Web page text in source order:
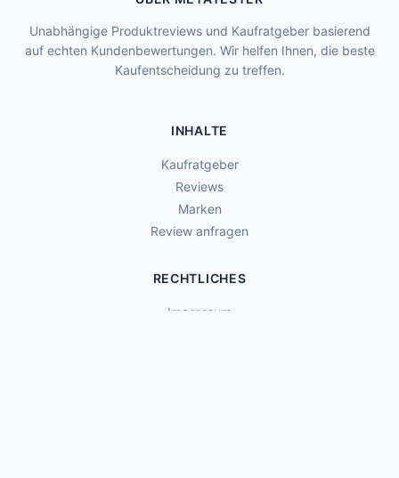
Unabhängige Produktreviews und Kaufratgeber basierend
auf echten Kundenbewertungen. Wir helfen Ihnen, die beste
Kaufentscheidung zu treffen.
INHALTE
Kaufratgeber
Reviews
Marken
Review anfragen
RECHTLICHES
Impressum